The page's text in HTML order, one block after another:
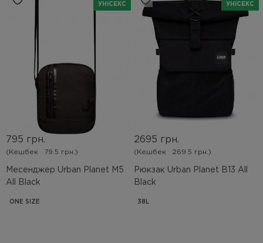
УНІСЕКС
Месенджер Urban Planet M5
All Black
795 грн.
(Кешбек 79.5 грн.)
ONE SIZE
УНІСЕКС
Рюкзак Urban Planet B13 All
Black
2695 грн.
(Кешбек 269.5 грн.)
38L